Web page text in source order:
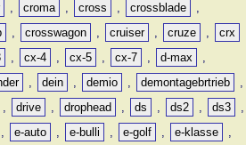
, croma , cross , crossblade
,
, crosswagon , cruiser , cruze ,
crx
, cx-4 , cx-5 , cx-7 , d-max
,
, dein , demio , demontagebrtrieb
,
, drive , drophead , ds , ds2 , ds3
,
, e-auto , e-bulli , e-golf , e-klasse
,